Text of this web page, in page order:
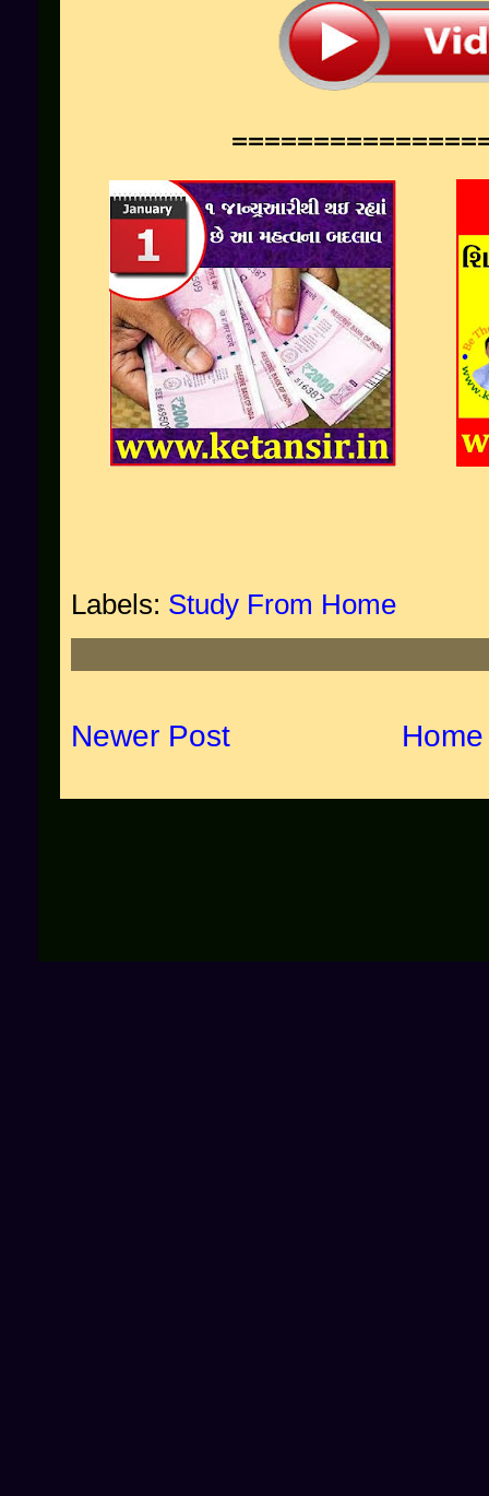
Labels: Study From Home
Newer Post Home